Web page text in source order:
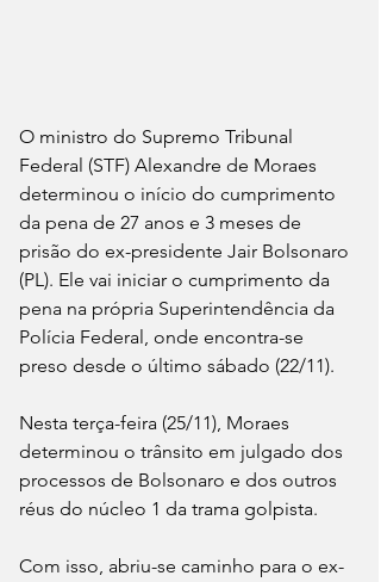
O ministro do Supremo Tribunal
Federal (STF) Alexandre de Moraes
determinou o início do cumprimento
da pena de 27 anos e 3 meses de
prisão do ex-presidente Jair Bolsonaro
(PL). Ele vai iniciar o cumprimento da
pena na própria Superintendência da
Polícia Federal, onde encontra-se
preso desde o último sábado (22/11).
Nesta terça-feira (25/11), Moraes
determinou o trânsito em julgado dos
processos de Bolsonaro e dos outros
réus do núcleo 1 da trama golpista.
Com isso, abriu-se caminho para o ex-